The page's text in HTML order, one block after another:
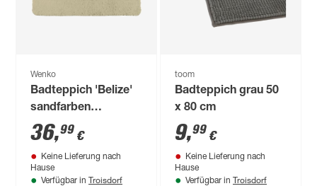
Wenko
Badteppich 'Belize'
sandfarben
Microfaser 55 x 65
cm
36,99 €
Keine Lieferung nach
Hause
Verfügbar in Troisdorf
toom
Badteppich grau 50
x 80 cm
9,99 €
Keine Lieferung nach
Hause
Verfügbar in Troisdorf